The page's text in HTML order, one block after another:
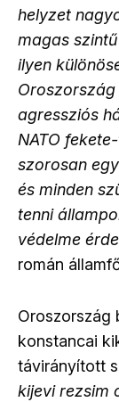
helyzet
magas
ilyen
agressziós
NATO
szorosan
és minden
tenni
védelme
román
Oroszország
konstancai
távirányított
kijevi rezsim